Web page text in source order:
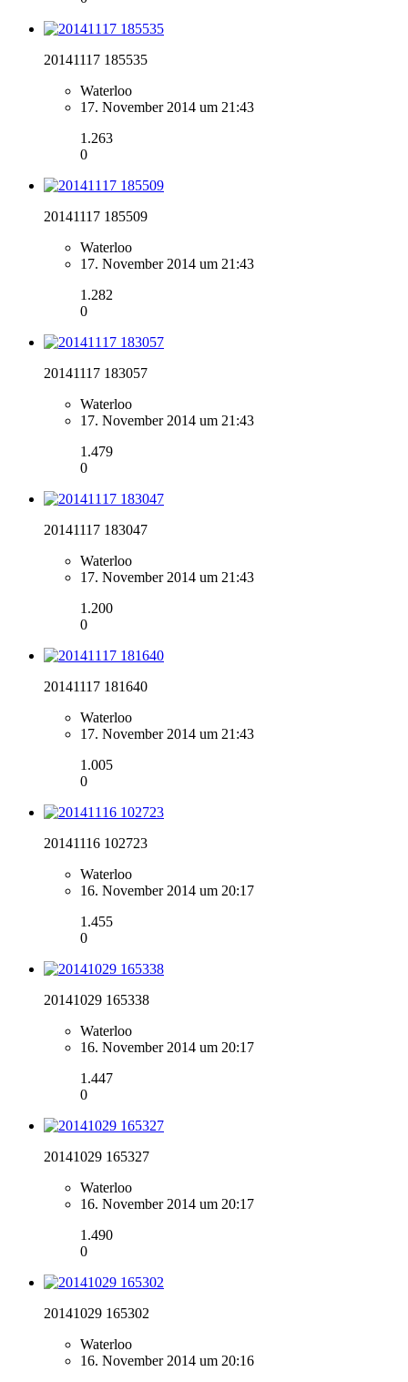
20141117 185535
Waterloo
17. November 2014 um 21:43
1.263
0
20141117 185509
Waterloo
17. November 2014 um 21:43
1.282
0
20141117 183057
Waterloo
17. November 2014 um 21:43
1.479
0
20141117 183047
Waterloo
17. November 2014 um 21:43
1.200
0
20141117 181640
Waterloo
17. November 2014 um 21:43
1.005
0
20141116 102723
Waterloo
16. November 2014 um 20:17
1.455
0
20141029 165338
Waterloo
16. November 2014 um 20:17
1.447
0
20141029 165327
Waterloo
16. November 2014 um 20:17
1.490
0
20141029 165302
Waterloo
16. November 2014 um 20:16